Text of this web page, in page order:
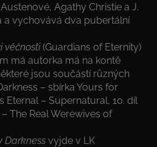
Agathy Christie a J.
a vychovává dva pubertální
věčnosti(Guardians of Eternity)
má autorka má na kontě
jsou součástí různých
– sbírka Yours for
Eternal – Supernatural, 10. díl
The Real Werewives of
Darkness vyjde v LK